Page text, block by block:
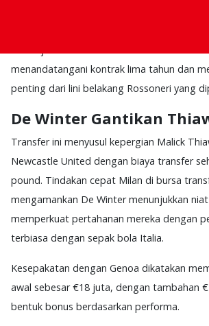
menandatangani kontrak lima tahun dan
penting dari lini belakang Rossoneri yang
De Winter Gantikan
Transfer ini menyusul kepergian Malick
Newcastle United dengan biaya transfer
pound. Tindakan cepat Milan di bursa
mengamankan De Winter menunjukkan
memperkuat pertahanan mereka dengan
terbiasa dengan sepak bola Italia.
Kesepakatan dengan Genoa dikatakan
awal sebesar €18 juta, dengan tambahan
bentuk bonus berdasarkan performa.